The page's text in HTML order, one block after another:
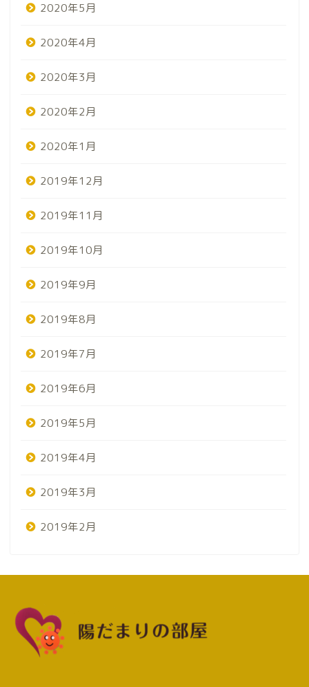
2020年5月
2020年4月
2020年3月
2020年2月
2020年1月
2019年12月
2019年11月
2019年10月
2019年9月
2019年8月
2019年7月
2019年6月
2019年5月
2019年4月
2019年3月
2019年2月